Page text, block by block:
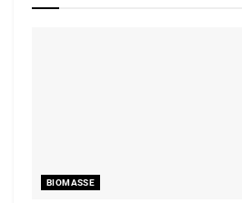
BIOMASSE